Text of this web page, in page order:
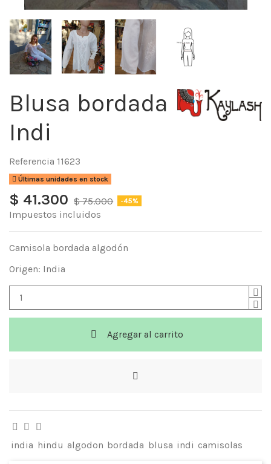
Blusa bordada
Indi
Referencia 11623
Últimas unidades en stock
$ 41.300 $ 75.000 -45%
Impuestos incluidos
Camisola bordada algodón
Origen: India
Agregar al carrito
india hindu algodon bordada blusa indi camisolas